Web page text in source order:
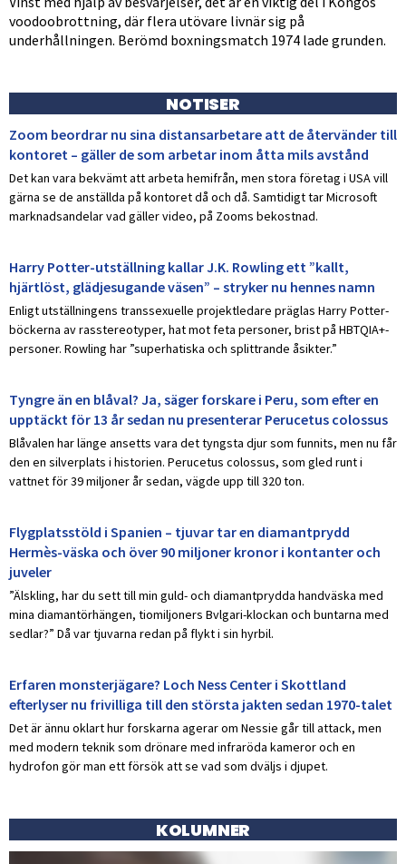
voodoobrottning, där flera utövare livnär sig på
underhållningen. Berömd boxningsmatch 1974 lade grunden.
NOTISER
Zoom beordrar nu sina distansarbetare att de återvänder till
kontoret – gäller de som arbetar inom åtta mils avstånd
Det kan vara bekvämt att arbeta hemifrån, men stora företag i USA vill
gärna se de anställda på kontoret då och då. Samtidigt tar Microsoft
marknadsandelar vad gäller video, på Zooms bekostnad.
Harry Potter-utställning kallar J.K. Rowling ett ”kallt,
hjärtlöst, glädjesugande väsen” – stryker nu hennes namn
Enligt utställningens transsexuelle projektledare präglas Harry Potter-
böckerna av rasstereotyper, hat mot feta personer, brist på HBTQIA+-
personer. Rowling har ”superhatiska och splittrande åsikter.”
Tyngre än en blåval? Ja, säger forskare i Peru, som efter en
upptäckt för 13 år sedan nu presenterar Perucetus colossus
Blåvalen har länge ansetts vara det tyngsta djur som funnits, men nu får
den en silverplats i historien. Perucetus colossus, som gled runt i
vattnet för 39 miljoner år sedan, vägde upp till 320 ton.
Flygplatsstöld i Spanien – tjuvar tar en diamantprydd
Hermès-väska och över 90 miljoner kronor i kontanter och
juveler
”Älskling, har du sett till min guld- och diamantprydda handväska med
mina diamantörhängen, tiomiljoners Bvlgari-klockan och buntarna med
sedlar?” Då var tjuvarna redan på flykt i sin hyrbil.
Erfaren monsterjägare? Loch Ness Center i Skottland
efterlyser nu frivilliga till den största jakten sedan 1970-talet
Det är ännu oklart hur forskarna agerar om Nessie går till attack, men
med modern teknik som drönare med infraröda kameror och en
hydrofon gör man ett försök att se vad som dväljs i djupet.
KOLUMNER